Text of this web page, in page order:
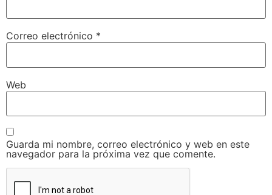
Correo electrónico *
Web
Guarda mi nombre, correo electrónico y web en este
navegador para la próxima vez que comente.